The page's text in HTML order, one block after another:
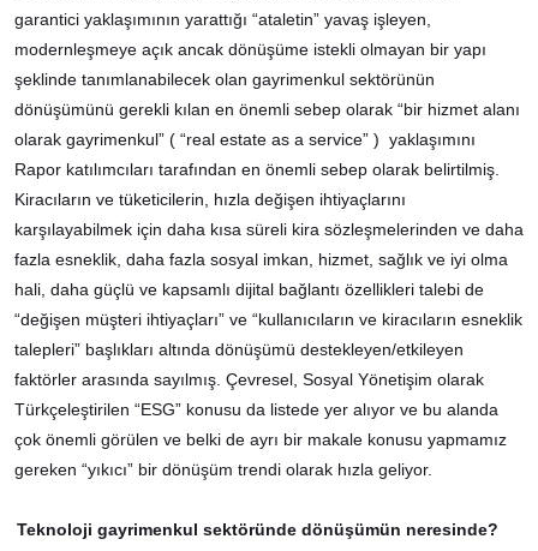
garantici yaklaşımının yarattığı “ataletin” yavaş işleyen,
modernleşmeye açık ancak dönüşüme istekli olmayan bir yapı
şeklinde tanımlanabilecek olan gayrimenkul sektörünün
dönüşümünü gerekli kılan en önemli sebep olarak “bir hizmet alanı
olarak gayrimenkul” ( “real estate as a service” ) yaklaşımını
Rapor katılımcıları tarafından en önemli sebep olarak belirtilmiş.
Kiracıların ve tüketicilerin, hızla değişen ihtiyaçlarını
karşılayabilmek için daha kısa süreli kira sözleşmelerinden ve daha
fazla esneklik, daha fazla sosyal imkan, hizmet, sağlık ve iyi olma
hali, daha güçlü ve kapsamlı dijital bağlantı özellikleri talebi de
“değişen müşteri ihtiyaçları” ve “kullanıcıların ve kiracıların esneklik
talepleri” başlıkları altında dönüşümü destekleyen/etkileyen
faktörler arasında sayılmış. Çevresel, Sosyal Yönetişim olarak
Türkçeleştirilen “ESG” konusu da listede yer alıyor ve bu alanda
çok önemli görülen ve belki de ayrı bir makale konusu yapmamız
gereken “yıkıcı” bir dönüşüm trendi olarak hızla geliyor.
Teknoloji gayrimenkul sektöründe dönüşümün neresinde?